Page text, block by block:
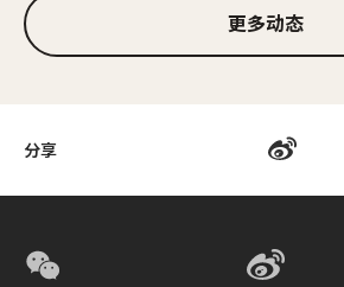
分享
更多动态